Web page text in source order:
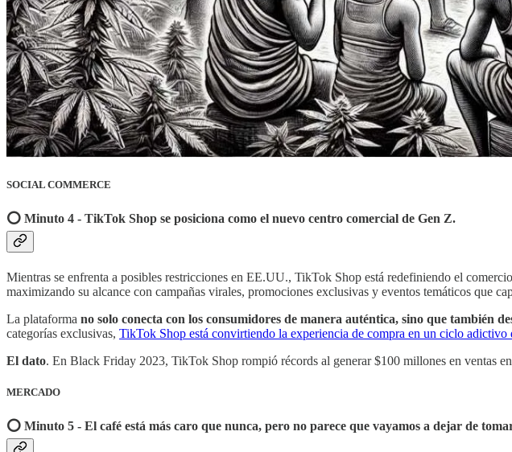
SOCIAL COMMERCE
⭕️ Minuto 4 - TikTok Shop se posiciona como el nuevo centro comercial de Gen Z.
Mientras se enfrenta a posibles restricciones en EE.UU., TikTok Shop está redefiniendo el
maximizando su alcance con campañas virales, promociones exclusivas y eventos temáticos que
La plataforma no solo conecta con los consumidores de manera auténtica, sino que también
categorías exclusivas, TikTok Shop está convirtiendo la experiencia de compra en un ciclo
El dato. En Black Friday 2023, TikTok Shop rompió récords al generar $100 millones en ventas
MERCADO
⭕️ Minuto 5 - El café está más caro que nunca, pero no parece que vayamos a dejar de